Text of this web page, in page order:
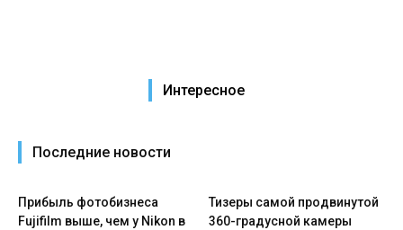
Интересное
Последние новости
Прибыль фотобизнеса
Fujifilm выше, чем у Nikon в
Тизеры самой продвинутой
360-градусной камеры